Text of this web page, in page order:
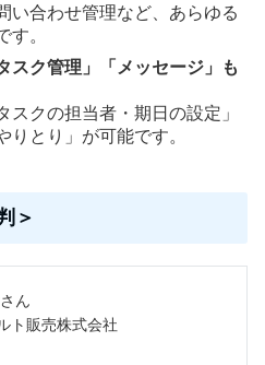
い合わせ管理など、あらゆる
す。
スク管理」「メッセージ」も
スクの担当者・期日の設定」
りとり」が可能です。
＞
ん
ト販売株式会社